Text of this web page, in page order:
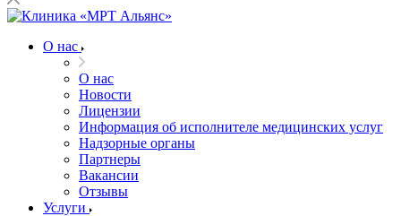
О нас
О нас
Новости
Лицензии
Информация об исполнителе медицинских услуг
Надзорные органы
Партнеры
Вакансии
Отзывы
Услуги